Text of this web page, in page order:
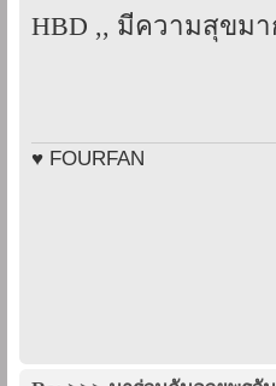
HBD ,, มีความสุขม
♥ FOURFAN